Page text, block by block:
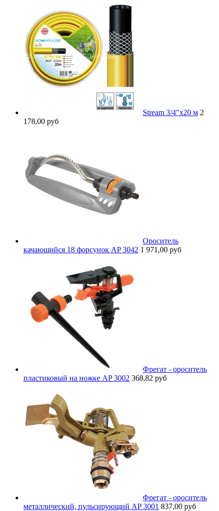
Stream 3/4"x20 м 2
178,00 руб
Ороситель
качающийся 18 форсунок AP 3042 1 971,00 руб
Фрегат - ороситель
пластиковый на ножке AP 3002 368,82 руб
Фрегат - ороситель
металлический, пульсирующий AP 3001 837,00 руб